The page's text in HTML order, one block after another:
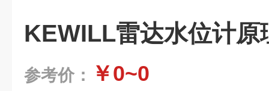
KEWILL雷达水位计原
参考价： ￥0~0